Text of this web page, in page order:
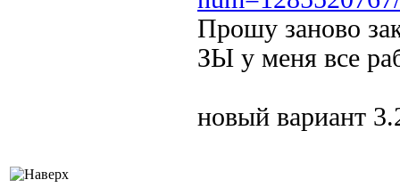
Прошу заново
ЗЫ у меня все
новый вариант